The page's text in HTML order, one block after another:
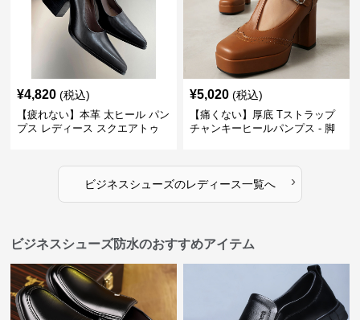
¥4,820 (税込)
【疲れない】本革 太ヒール パン
プス レディース スクエアトゥ
¥5,020 (税込)
【痛くない】厚底 Tストラップ
チャンキーヒールパンプス - 脚
ビジネスシューズのレディース一覧へ ›
ビジネスシューズ防水のおすすめアイテム